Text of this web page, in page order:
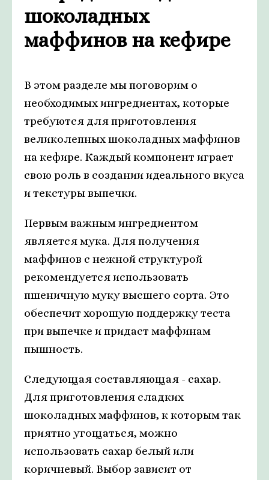
шоколадных
маффинов на кефире
В этом разделе мы поговорим о
необходимых ингредиентах, которые
требуются для приготовления
великолепных шоколадных маффинов
на кефире. Каждый компонент играет
свою роль в создании идеального вкуса
и текстуры выпечки.
Первым важным ингредиентом
является мука. Для получения
маффинов с нежной структурой
рекомендуется использовать
пшеничную муку высшего сорта. Это
обеспечит хорошую поддержку теста
при выпечке и придаст маффинам
пышность.
Следующая составляющая - сахар.
Для приготовления сладких
шоколадных маффинов, к которым так
приятно угощаться, можно
использовать сахар белый или
коричневый. Выбор зависит от